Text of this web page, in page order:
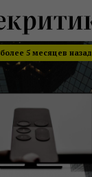
более 5 месяцев назад